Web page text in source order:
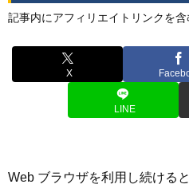
記事内にアフィリエイトリンクを
X
LINE
Web ブラウザを利用し続ける